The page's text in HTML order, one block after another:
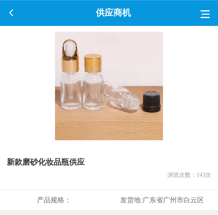
供应商机
新款磨砂化妆品瓶供应
浏览次数： 143次
产品规格： 发货地:广东省广州市白云区